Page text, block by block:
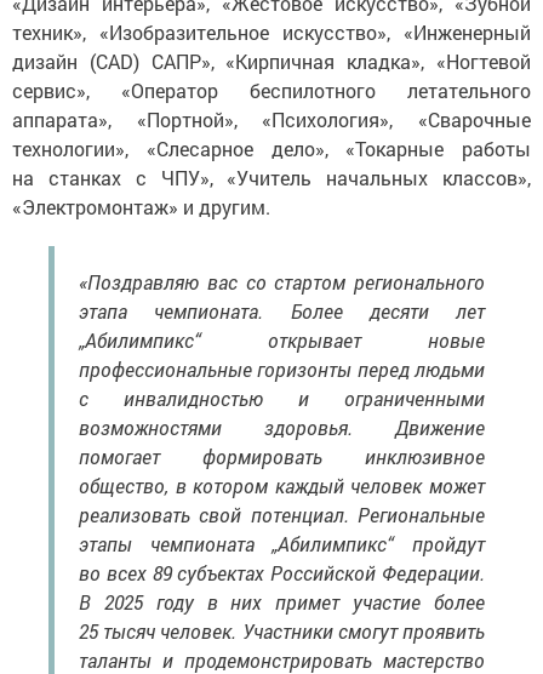
техник», «Изобразительное искусство», «Инженерный
дизайн (CAD) САПР», «Кирпичная кладка», «Ногтевой
сервис», «Оператор беспилотного летательного
аппарата», «Портной», «Психология», «Сварочные
технологии», «Слесарное дело», «Токарные работы
на станках с ЧПУ», «Учитель начальных классов»,
«Электромонтаж» и другим.
этапа чемпионата. Более десяти лет
„Абилимпикс“ открывает новые
профессиональные горизонты перед людьми
с инвалидностью и ограниченными
возможностями здоровья. Движение
помогает формировать инклюзивное
общество, в котором каждый человек может
реализовать свой потенциал. Региональные
этапы чемпионата „Абилимпикс“ пройдут
во всех 89 субъектах Российской Федерации.
В 2025 году в них примет участие более
25 тысяч человек. Участники смогут проявить
таланты и продемонстрировать мастерство